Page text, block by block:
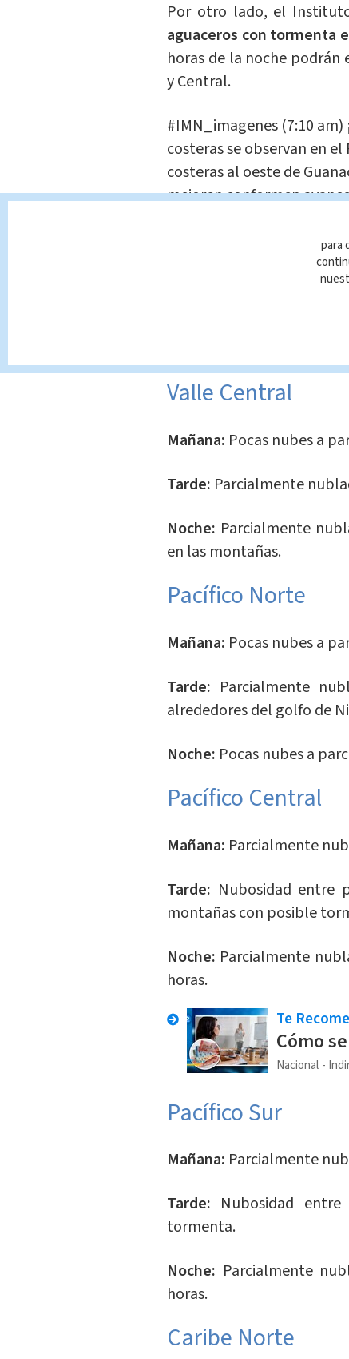
Por otro lado, el
aguaceros con tormenta
horas de la noche podrán
y Central.
#IMN_imagenes(7:10 am)
costeras se observan en
costeras al oeste de
mejoren conformen
— IMN Costa Rica
¿Cuáles son los
Valle Central
Mañana: Pocas nubes a
Tarde: Parcialmente
Noche: Parcialmente
en las montañas.
Pacífico Norte
Mañana: Pocas nubes a
Tarde: Parcialmente
alrededores del golfo de
Noche: Pocas nubes a
Pacífico Central
Mañana: Parcialmente
Tarde: Nubosidad entre
montañas con posible
Noche: Parcialmente
horas.
Te
Cómo
Nacional
​Pacífico Sur
Mañana: Parcialmente
Tarde: Nubosidad
tormenta.
Noche: Parcialmente
horas.
Caribe Norte
para